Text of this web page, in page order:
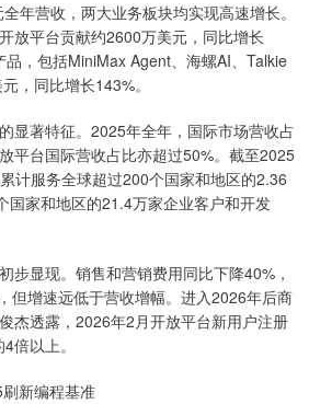
年营收，两大业务板块均实现高速增长。
放平台贡献约2600万美元，同比增长
，包括MiniMax Agent、海螺AI、Talkie
，同比增长143%。
显著特征。2025年全年，国际市场营收占
平台国际营收占比亦超过50%。截至2025
计服务全球超过200个国家和地区的2.36
国家和地区的21.4万家企业客户和开发
步显现。销售和营销费用同比下降40%，
但增速远低于营收增幅。进入2026年后商
杰透露，2026年2月开放平台新用户注册
倍以上。
新编程基准